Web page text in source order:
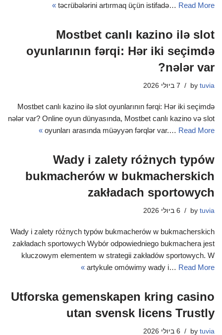
təcrübələrini artırmaq üçün istifadə… Read More »
Mostbet canlı kazino ilə slot
oyunlarının fərqi: Hər iki seçimdə
nələr var?
by tuvia 7 ביולי 2026
Mostbet canlı kazino ilə slot oyunlarının fərqi: Hər iki seçimdə
nələr var? Online oyun dünyasında, Mostbet canlı kazino və slot
oyunları arasında müəyyən fərqlər var.… Read More »
Wady i zalety różnych typów
bukmacherów w bukmacherskich
zakładach sportowych
by tuvia 6 ביולי 2026
Wady i zalety różnych typów bukmacherów w bukmacherskich
zakładach sportowych Wybór odpowiedniego bukmachera jest
kluczowym elementem w strategii zakładów sportowych. W
artykule omówimy wady i… Read More »
Utforska gemenskapen kring casino
utan svensk licens Trustly
by tuvia 6 ביולי 2026